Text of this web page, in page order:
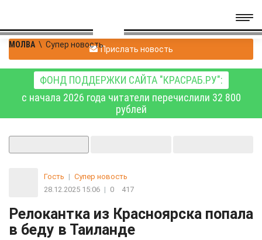
МОЛВА \ Супер новостьПрислать новость
ФОНД ПОДДЕРЖКИ САЙТА "КРАСРАБ.РУ":
с начала 2026 года читатели перечислили 32 800
рублей
Гость | Супер новость
28.12.2025 15:06 | 0 417
Релокантка из Красноярска попала
в беду в Таиланде